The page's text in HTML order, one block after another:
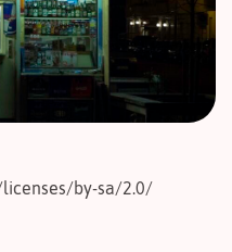
by-sa/2.0/